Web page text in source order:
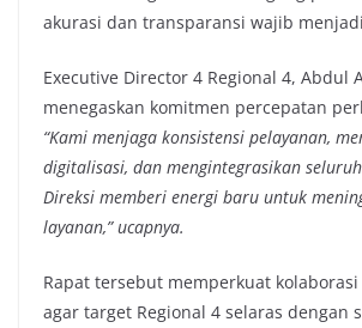
akurasi dan transparansi wajib
Executive Director 4 Regional 4, Abdul
menegaskan komitmen percepatan
“Kami menjaga konsistensi pelayanan,
digitalisasi, dan mengintegrasikan
Direksi memberi energi baru untuk
layanan,” ucapnya.
Rapat tersebut memperkuat
agar target Regional 4 selaras dengan